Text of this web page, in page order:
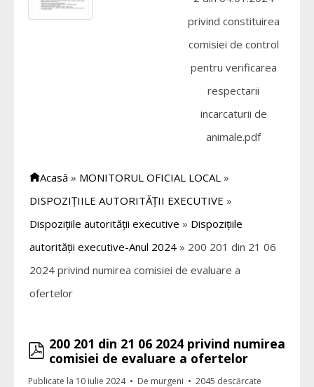
privind constituirea
comisiei de control
pentru verificarea
respectarii
incarcaturii de
animale.pdf
Acasă » MONITORUL OFICIAL LOCAL »
DISPOZIȚIILE AUTORITĂȚII EXECUTIVE »
Dispozițiile autorității executive » Dispozițiile
autorității executive-Anul 2024 » 200 201 din 21 06
2024 privind numirea comisiei de evaluare a
ofertelor
pdf
200 201 din 21 06 2024 privind numirea
comisiei de evaluare a ofertelor
Publicate la 10 iulie 2024 De murgeni 2045 descărcate